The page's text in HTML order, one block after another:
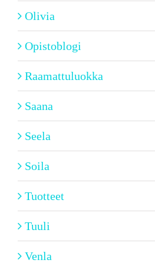
Olivia
Opistoblogi
Raamattuluokka
Saana
Seela
Soila
Tuotteet
Tuuli
Venla